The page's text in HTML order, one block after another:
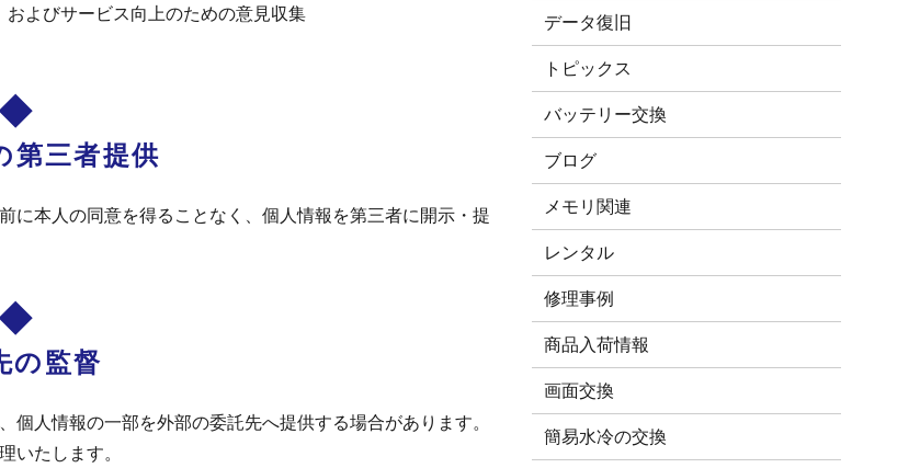
よびサービス向上のための意見収集
第三者提供
に本人の同意を得ることなく、個人情報を第三者に開示・提
の監督
人情報の一部を外部の委託先へ提供する場合があります。
いたします。
データ復旧
トピックス
バッテリー交換
ブログ
メモリ関連
レンタル
修理事例
商品入荷情報
画面交換
簡易水冷の交換